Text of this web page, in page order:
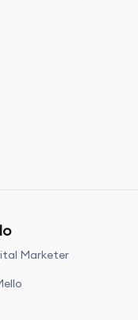
Marketer